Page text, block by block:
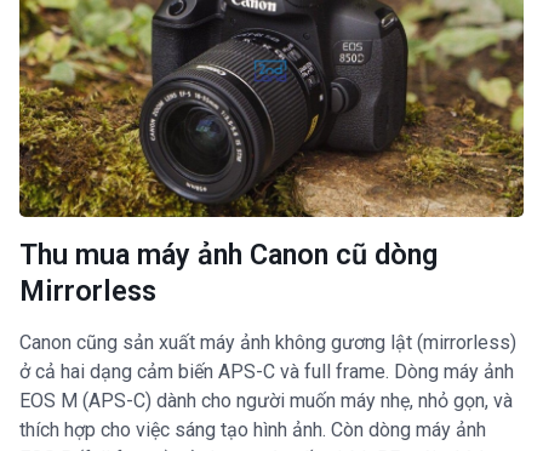
Thu mua máy ảnh Canon cũ dòng
Mirrorless
Canon cũng sản xuất máy ảnh không gương lật (mirrorless)
ở cả hai dạng cảm biến APS-C và full frame. Dòng máy ảnh
EOS M (APS-C) dành cho người muốn máy nhẹ, nhỏ gọn, và
thích hợp cho việc sáng tạo hình ảnh. Còn dòng máy ảnh